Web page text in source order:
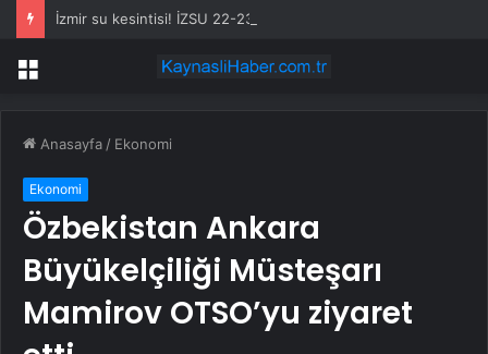
Menü
Anasayfa / Ekonomi
Ekonomi
Özbekistan Ankara
Büyükelçiliği Müsteşarı
Mamirov OTSO’yu ziyaret